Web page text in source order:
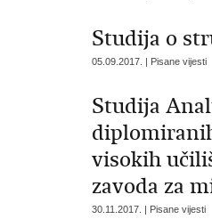
Studija o
05.09.2017. | Pisane vijesti
Studija
visokih
zavoda za
30.11.2017. | Pisane vijesti